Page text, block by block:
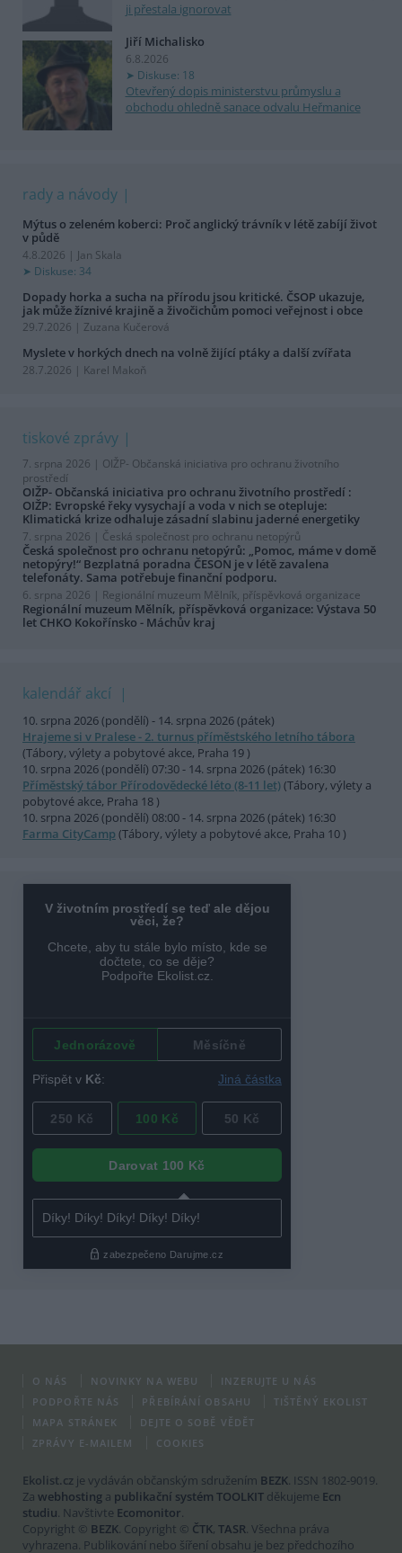
ji přestala ignorovat
Jiří Michalisko
6.8.2026
Diskuse: 18
Otevřený dopis ministerstvu průmyslu a
obchodu ohledně sanace odvalu Heřmanice
rady a návody
Mýtus o zeleném koberci: Proč anglický trávník v létě zabíjí život
v půdě
4.8.2026 | Jan Skala
Diskuse: 34
Dopady horka a sucha na přírodu jsou kritické. ČSOP ukazuje,
jak může žíznivé krajině a živočichům pomoci veřejnost i obce
29.7.2026 | Zuzana Kučerová
Myslete v horkých dnech na volně žijící ptáky a další zvířata
28.7.2026 | Karel Makoň
tiskové zprávy
7. srpna 2026 | OIŽP- Občanská iniciativa pro ochranu životního
prostředí
OIŽP- Občanská iniciativa pro ochranu životního prostředí :
OIŽP: Evropské řeky vysychají a voda v nich se otepluje:
Klimatická krize odhaluje zásadní slabinu jaderné energetiky
7. srpna 2026 | Česká společnost pro ochranu netopýrů
Česká společnost pro ochranu netopýrů: „Pomoc, máme v domě
netopýry!“ Bezplatná poradna ČESON je v létě zavalena
telefonáty. Sama potřebuje finanční podporu.
6. srpna 2026 | Regionální muzeum Mělník, příspěvková organizace
Regionální muzeum Mělník, příspěvková organizace: Výstava 50
let CHKO Kokořínsko - Máchův kraj
kalendář akcí
10. srpna 2026 (pondělí) - 14. srpna 2026 (pátek)
Hrajeme si v Pralese - 2. turnus příměstského letního tábora
(Tábory, výlety a pobytové akce, Praha 19 )
10. srpna 2026 (pondělí) 07:30 - 14. srpna 2026 (pátek) 16:30
Příměstský tábor Přírodovědecké léto (8-11 let)(Tábory, výlety a
pobytové akce, Praha 18 )
10. srpna 2026 (pondělí) 08:00 - 14. srpna 2026 (pátek) 16:30
Farma CityCamp (Tábory, výlety a pobytové akce, Praha 10 )
O NÁS NOVINKY NA WEBU
INZERUJTE U NÁS
PODPOŘTE NÁS
PŘEBÍRÁNÍ OBSAHU
TIŠTĚNÝ EKOLIST
MAPA STRÁNEK
DEJTE O SOBĚ VĚDĚT
ZPRÁVY E-MAILEM
COOKIES
Ekolist.cz je vydáván občanským sdružením BEZK. ISSN 1802-9019.
Za webhosting a publikační systém TOOLKIT děkujeme Ecn
studiu. Navštivte Ecomonitor.
Copyright © BEZK. Copyright © ČTK, TASR. Všechna práva
vyhrazena. Publikování nebo šíření obsahu je bez předchozího